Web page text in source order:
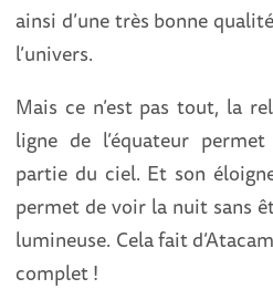
ainsi d’une très bonne
l’univers.
Mais ce n’est pas tout, la
ligne de l’équateur
partie du ciel. Et son
permet de voir la nuit sans
lumineuse. Cela fait
complet !